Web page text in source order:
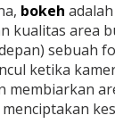
bokeh
kualitas area
sebuah
ketika
membiarkan